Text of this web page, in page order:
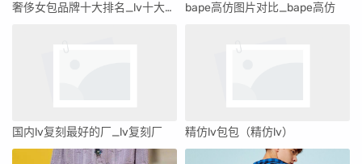
奢侈女包品牌十大排名_lv十大必买经典款包包 bape高仿图片对比_bape高仿
国内lv复刻最好的厂_lv复刻厂 精仿lv包包（精仿lv）